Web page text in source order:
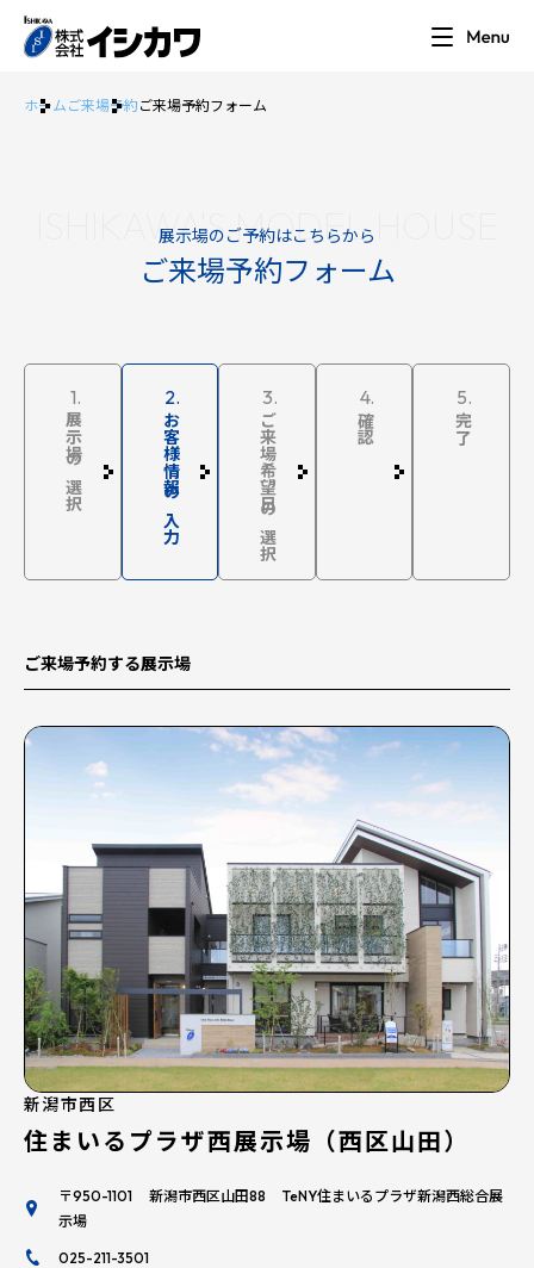
ホーム ご来場予約 ご来場予約フォーム
ISHIKAWA'S MODEL HOUSE
展示場のご予約はこちらから
ご来場予約フォーム
1.
展示場の選択
2.
お客様情報の入力
3.
ご来場希望日の選択
4.
確認
5.
完了
ご来場予約する展示場
新潟市西区
住まいるプラザ西展示場（西区山田）
〒950-1101 新潟市西区山田88 TeNY住まいるプラザ新潟西総合展
示場
025-211-3501